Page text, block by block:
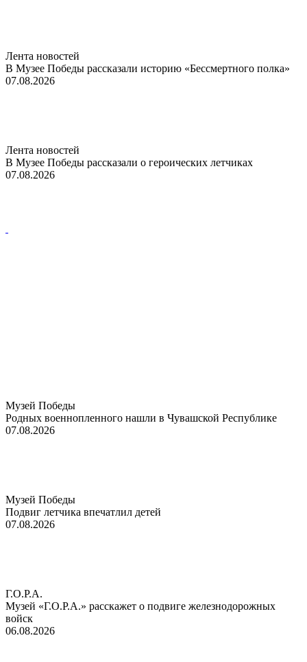
Лента новостей
В Музее Победы рассказали историю «Бессмертного полка»
07.08.2026
Лента новостей
В Музее Победы рассказали о героических летчиках
07.08.2026
Музей Победы
Родных военнопленного нашли в Чувашской Республике
07.08.2026
Музей Победы
Подвиг летчика впечатлил детей
07.08.2026
Г.О.Р.А.
Музей «Г.О.Р.А.» расскажет о подвиге железнодорожных
войск
06.08.2026